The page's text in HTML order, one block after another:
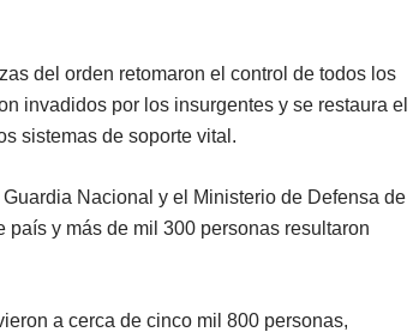
del orden retomaron el control de todos los
invadidos por los insurgentes y se restaura el
sistemas de soporte vital.
Nacional y el Ministerio de Defensa de
y más de mil 300 personas resultaron
a cerca de cinco mil 800 personas,